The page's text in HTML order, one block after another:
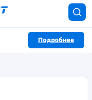
Подробнее